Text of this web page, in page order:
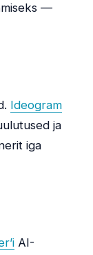
—
Ideogram
ja
iga
AI-